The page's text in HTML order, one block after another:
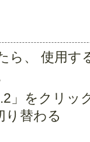
ら、 使用す
」をクリッ
り替わる